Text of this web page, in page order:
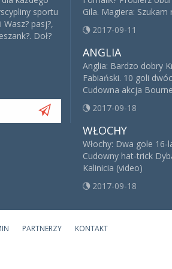
sportu
pasj?,
Doł?
Gila. Magiera: Szukam
2017-09-11
ANGLIA
Anglia: Bardzo dobry
Fabiański. 10 goli
Cudowna akcja
2017-09-18
WŁOCHY
Włochy: Dwa gole
Cudowny hat-trick
Kalinicia (video)
2017-09-18
PARTNERZY KONTAKT